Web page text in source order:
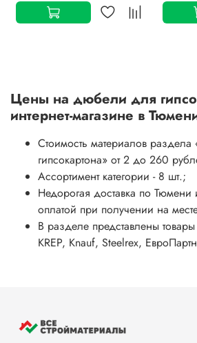
Цены на дюбели для
интернет-магазине в
Стоимость материалов раздела
гипсокартона» от 2 до 260
Ассортимент категории - 8 шт.;
Недорогая доставка по Тюмени
оплатой при получении на
В разделе представлены
KREP, Knauf, Steelrex,